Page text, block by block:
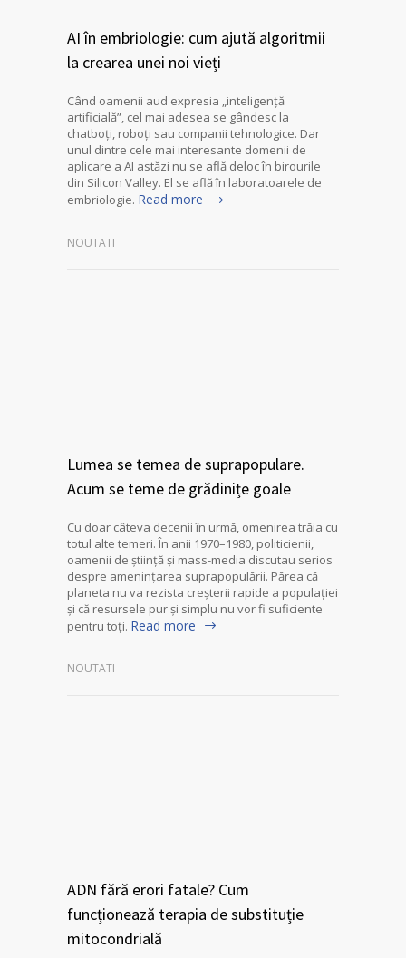
AI în embriologie: cum ajută algoritmii
la crearea unei noi vieți
Când oamenii aud expresia „inteligență
artificială”, cel mai adesea se gândesc la
chatboți, roboți sau companii tehnologice. Dar
unul dintre cele mai interesante domenii de
aplicare a AI astăzi nu se află deloc în birourile
din Silicon Valley. El se află în laboratoarele de
embriologie. Read more
NOUTATI
Lumea se temea de suprapopulare.
Acum se teme de grădinițe goale
Cu doar câteva decenii în urmă, omenirea trăia cu
totul alte temeri. În anii 1970–1980, politicienii,
oamenii de știință și mass-media discutau serios
despre amenințarea suprapopulării. Părea că
planeta nu va rezista creșterii rapide a populației
și că resursele pur și simplu nu vor fi suficiente
pentru toți. Read more
NOUTATI
ADN fără erori fatale? Cum
funcționează terapia de substituție
mitocondrială